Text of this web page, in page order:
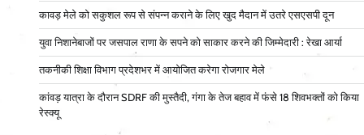
कावड़ मेले को सकुशल रूप से संपन्न कराने के लिए खुद मैदान में उतरे एसएसपी दून
युवा निशानेबाजों पर जसपाल राणा के सपने को साकार करने की जिम्मेदारी : रेखा आर्या
तकनीकी शिक्षा विभाग प्रदेशभर में आयोजित करेगा रोजगार मेले
कांवड़ यात्रा के दौरान SDRF की मुस्तैदी, गंगा के तेज बहाव में फंसे 18 शिवभक्तों को किया
रेस्क्यू